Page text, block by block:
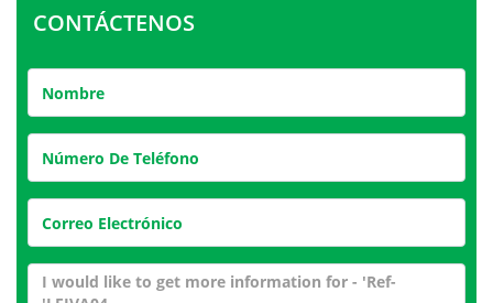
CONTÁCTENOS